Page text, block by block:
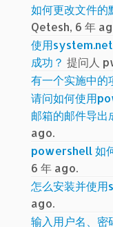
如何更改文件的
Qetesh, 6 年
使用
成功？ 提问人
有一个实施中的
请问如何使用
邮箱的邮件导出
ago.
powershell 如
6 年 ago.
怎么安装并使用
ago.
输入用户名、密